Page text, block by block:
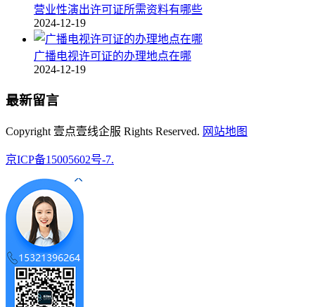
营业性演出许可证所需资料有哪些
2024-12-19
广播电视许可证的办理地点在哪
2024-12-19
最新留言
Copyright 壹点壹线企服 Rights Reserved. 网站地图
京ICP备15005602号-7.